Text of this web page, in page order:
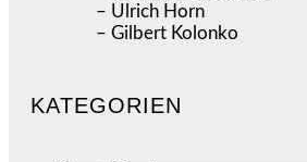
– Ulrich Horn
– Gilbert Kolonko
KATEGORIEN